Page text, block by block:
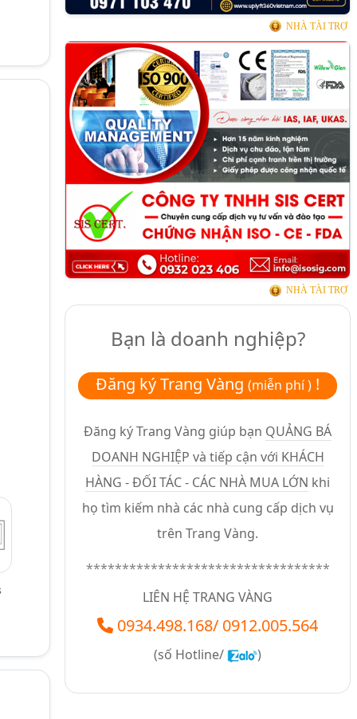
NHÀ TÀI TRỢ
NHÀ TÀI TRỢ
Bạn là doanh nghiệp?
Đăng ký Trang Vàng(miễn phí ) !
Đăng ký Trang Vàng giúp bạn QUẢNG BÁ
DOANH NGHIỆP và tiếp cận với KHÁCH
HÀNG - ĐỐI TÁC - CÁC NHÀ MUA LỚN khi
họ tìm kiếm nhà các nhà cung cấp dịch vụ
trên Trang Vàng.
**********************************
LIÊN HỆ TRANG VÀNG
0934.498.168/ 0912.005.564
(số Hotline/ )